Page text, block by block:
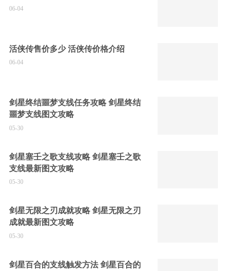
06-04
活侠传售价多少 活侠传价格介绍
06-04
剑星终结噩梦支线任务攻略 剑星终结
噩梦支线图文攻略
05-30
剑星塞壬之歌支线攻略 剑星塞壬之歌
支线最新图文攻略
05-30
剑星无限之刃成就攻略 剑星无限之刃
成就最新图文攻略
05-30
剑星百合的支线触发方法 剑星百合的